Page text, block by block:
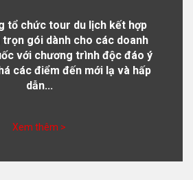
tổ chức tour du lịch kết hợp
gói dành cho các doanh
với chương trình độc đáo ý
các điểm đến mới lạ và hấp
dẫn...
Xem thêm >